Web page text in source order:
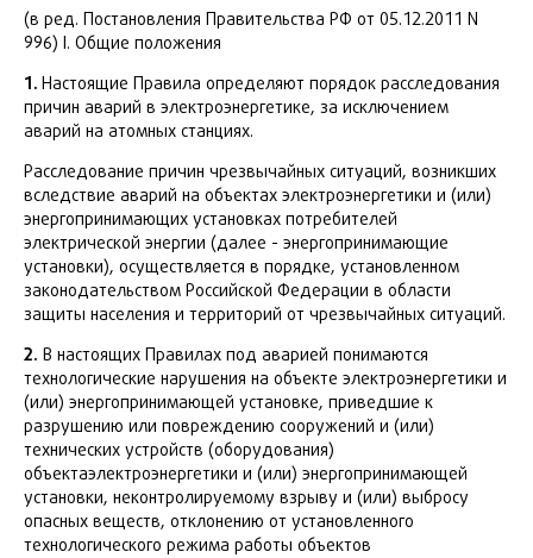
(в ред. Постановления Правительства РФ от 05.12.2011 N
996) I. Общие положения
1. Настоящие Правила определяют порядок расследования
причин аварий в электроэнергетике, за исключением
аварий на атомных станциях.
Расследование причин чрезвычайных ситуаций, возникших
вследствие аварий на объектах электроэнергетики и (или)
энергопринимающих установках потребителей
электрической энергии (далее - энергопринимающие
установки), осуществляется в порядке, установленном
законодательством Российской Федерации в области
защиты населения и территорий от чрезвычайных ситуаций.
2. В настоящих Правилах под аварией понимаются
технологические нарушения на объекте электроэнергетики и
(или) энергопринимающей установке, приведшие к
разрушению или повреждению сооружений и (или)
технических устройств (оборудования)
объектаэлектроэнергетики и (или) энергопринимающей
установки, неконтролируемому взрыву и (или) выбросу
опасных веществ, отклонению от установленного
технологического режима работы объектов